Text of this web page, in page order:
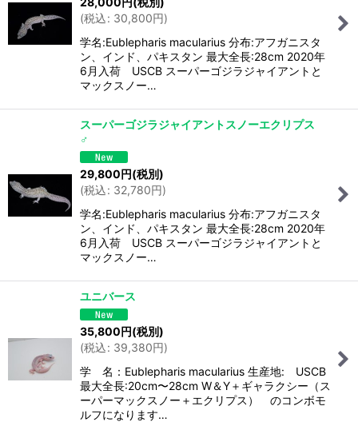
(税込: 30,800円)
学名:Eublepharis macularius 分布:アフガニスタ
ン、インド、パキスタン 最大全長:28cm 2020年
6月入荷 USCB スーパーゴジラジャイアントと
マックスノー…
スーパーゴジラジャイアントスノーエクリプス
♂
29,800円(税別)
(税込: 32,780円)
学名:Eublepharis macularius 分布:アフガニスタ
ン、インド、パキスタン 最大全長:28cm 2020年
6月入荷 USCB スーパーゴジラジャイアントと
マックスノー…
ユニバース
35,800円(税別)
(税込: 39,380円)
学 名：Eublepharis macularius 生産地: USCB
最大全長:20cm〜28cm W＆Y＋ギャラクシー（ス
ーパーマックスノー＋エクリプス） のコンボモ
ルフになります…